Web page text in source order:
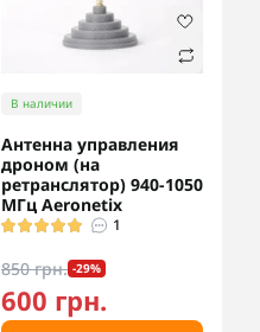
В наличии
Антенна управления
дроном (на
ретранслятор) 940-1050
МГц Aeronetix
1
850 грн. -29%
600 грн.